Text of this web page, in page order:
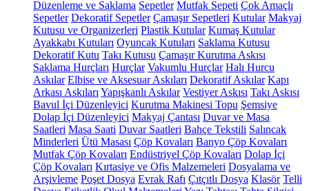
Düzenleme ve Saklama Sepetler Mutfak Sepeti Çok Amaçlı
Sepetler Dekoratif Sepetler Çamaşır Sepetleri Kutular Makyaj
Kutusu ve Organizerleri Plastik Kutular Kumaş Kutular
Ayakkabı Kutuları Oyuncak Kutuları Saklama Kutusu
Dekoratif Kutu Takı Kutusu Çamaşır Kurutma Askısı
Saklama Hurçları Hurçlar Vakumlu Hurçlar Halı Hurcu
Askılar Elbise ve Aksesuar Askıları Dekoratif Askılar Kapı
Arkası Askıları Yapışkanlı Askılar Vestiyer Askısı Takı Askısı
Bavul İçi Düzenleyici Kurutma Makinesi Topu Şemsiye
Dolap İçi Düzenleyici Makyaj Çantası Duvar ve Masa
Saatleri Masa Saati Duvar Saatleri Bahçe Tekstili Salıncak
Minderleri Ütü Masası Çöp Kovaları Banyo Çöp Kovaları
Mutfak Çöp Kovaları Endüstriyel Çöp Kovaları Dolap İçi
Çöp Kovaları Kırtasiye ve Ofis Malzemeleri Dosyalama ve
Arşivleme Poşet Dosya Evrak Rafı Çıtçıtlı Dosya Klasör Telli